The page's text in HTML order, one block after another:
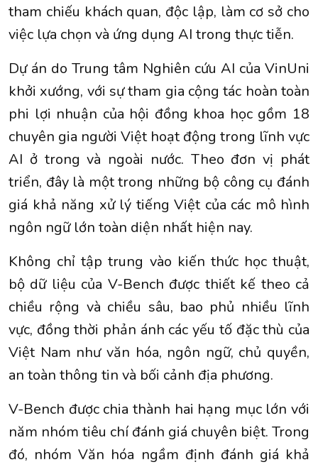
tham chiếu khách quan, độc lập, làm cơ sở cho
việc lựa chọn và ứng dụng AI trong thực tiễn.
Dự án do Trung tâm Nghiên cứu AI của VinUni
khởi xướng, với sự tham gia cộng tác hoàn toàn
phi lợi nhuận của hội đồng khoa học gồm 18
chuyên gia người Việt hoạt động trong lĩnh vực
AI ở trong và ngoài nước. Theo đơn vị phát
triển, đây là một trong những bộ công cụ đánh
giá khả năng xử lý tiếng Việt của các mô hình
ngôn ngữ lớn toàn diện nhất hiện nay.
Không chỉ tập trung vào kiến thức học thuật,
bộ dữ liệu của V-Bench được thiết kế theo cả
chiều rộng và chiều sâu, bao phủ nhiều lĩnh
vực, đồng thời phản ánh các yếu tố đặc thù của
Việt Nam như văn hóa, ngôn ngữ, chủ quyền,
an toàn thông tin và bối cảnh địa phương.
V-Bench được chia thành hai hạng mục lớn với
năm nhóm tiêu chí đánh giá chuyên biệt. Trong
đó, nhóm Văn hóa ngầm định đánh giá khả